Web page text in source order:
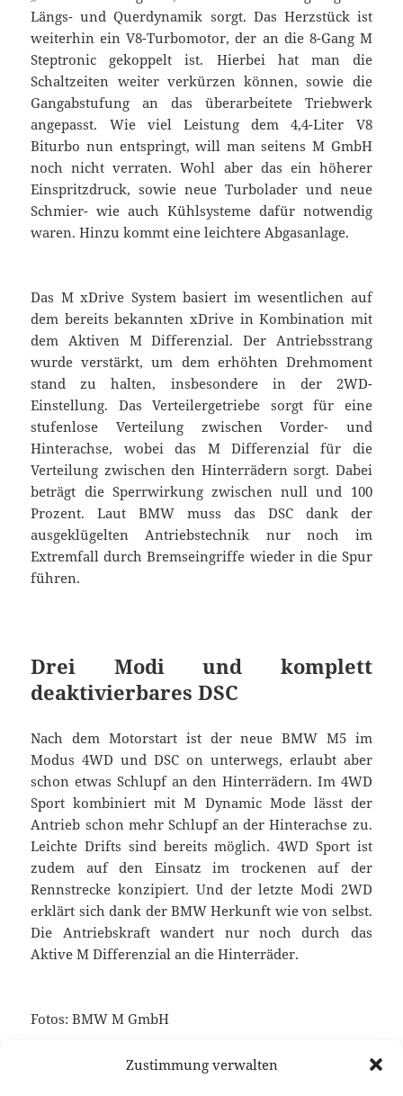
Zustimmung verwalten
Längs- und Querdynamik sorgt. Das Herzstück ist
weiterhin ein V8-Turbomotor, der an die 8-Gang M
Steptronic gekoppelt ist. Hierbei hat man die
Schaltzeiten weiter verkürzen können, sowie die
Gangabstufung an das überarbeitete Triebwerk
angepasst. Wie viel Leistung dem 4,4-Liter V8
Biturbo nun entspringt, will man seitens M GmbH
noch nicht verraten. Wohl aber das ein höherer
Einspritzdruck, sowie neue Turbolader und neue
Schmier- wie auch Kühlsysteme dafür notwendig
waren. Hinzu kommt eine leichtere Abgasanlage.
Das M xDrive System basiert im wesentlichen auf
dem bereits bekannten xDrive in Kombination mit
dem Aktiven M Differenzial. Der Antriebsstrang
wurde verstärkt, um dem erhöhten Drehmoment
stand zu halten, insbesondere in der 2WD-
Einstellung. Das Verteilergetriebe sorgt für eine
stufenlose Verteilung zwischen Vorder- und
Hinterachse, wobei das M Differenzial für die
Verteilung zwischen den Hinterrädern sorgt. Dabei
beträgt die Sperrwirkung zwischen null und 100
Prozent. Laut BMW muss das DSC dank der
ausgeklügelten Antriebstechnik nur noch im
Extremfall durch Bremseingriffe wieder in die Spur
führen.
Drei Modi und komplett
deaktivierbares DSC
Nach dem Motorstart ist der neue BMW M5 im
Modus 4WD und DSC on unterwegs, erlaubt aber
schon etwas Schlupf an den Hinterrädern. Im 4WD
Sport kombiniert mit M Dynamic Mode lässt der
Antrieb schon mehr Schlupf an der Hinterachse zu.
Leichte Drifts sind bereits möglich. 4WD Sport ist
zudem auf den Einsatz im trockenen auf der
Rennstrecke konzipiert. Und der letzte Modi 2WD
erklärt sich dank der BMW Herkunft wie von selbst.
Die Antriebskraft wandert nur noch durch das
Aktive M Differenzial an die Hinterräder.
Fotos: BMW M GmbH
Keine verwandten Posts gefunden.